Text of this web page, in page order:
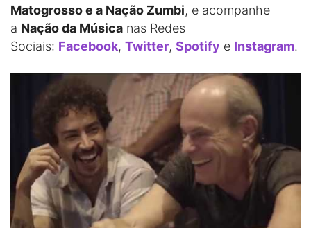
Matogrosso e a Nação Zumbi, e acompanhe
a Nação da Música nas Redes
Sociais: Facebook, Twitter, Spotify e Instagram.